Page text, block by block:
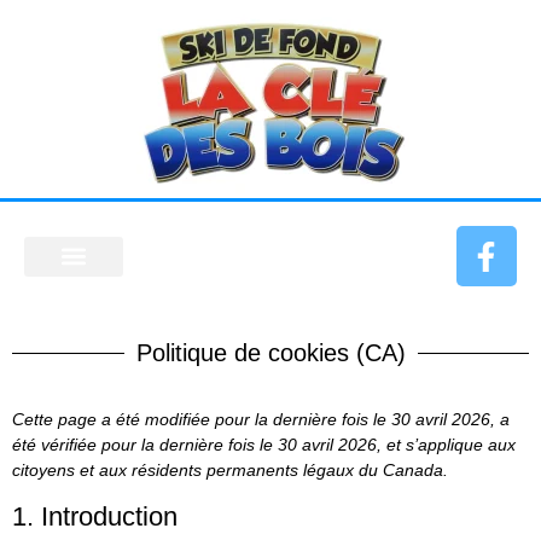
Politique de cookies (CA)
Cette page a été modifiée pour la dernière fois le 30 avril 2026, a
été vérifiée pour la dernière fois le 30 avril 2026, et s’applique aux
citoyens et aux résidents permanents légaux du Canada.
1. Introduction